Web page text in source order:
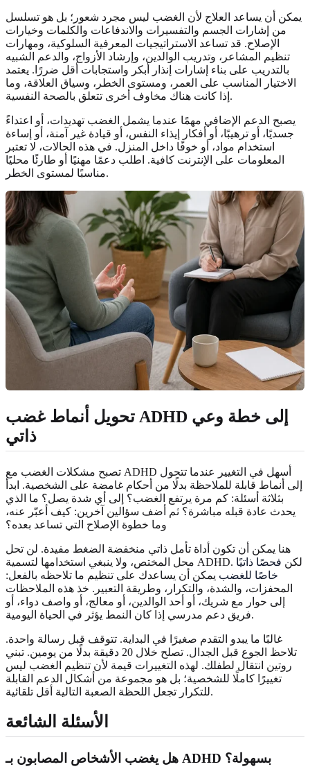
يمكن أن يساعد العلاج لأن الغضب ليس مجرد شعور؛ بل هو تسلسل
من إشارات الجسم والتفسيرات والاندفاعات والكلمات وخيارات
الإصلاح. قد تساعد الاستراتيجيات المعرفية السلوكية، ومهارات
تنظيم المشاعر، وتدريب الوالدين، وإرشاد الأزواج، والدعم الشبيه
بالتدريب على بناء إشارات إنذار أبكر واستجابات أقل ضررًا. يعتمد
الاختيار المناسب على العمر، ومستوى الخطر، وسياق العلاقة، وما
إذا كانت هناك مخاوف أخرى تتعلق بالصحة النفسية.
يصبح الدعم الإضافي مهمًا عندما يشمل الغضب تهديدات، أو اعتداءً
جسديًا، أو ترهيبًا، أو أفكار إيذاء النفس، أو قيادة غير آمنة، أو إساءة
استخدام مواد، أو خوفًا داخل المنزل. في هذه الحالات، لا تعتبر
المعلومات على الإنترنت كافية. اطلب دعمًا مهنيًا أو طارئًا محليًا
مناسبًا لمستوى الخطر.
تحويل أنماط غضب ADHD إلى خطة وعي
ذاتي
تصبح مشكلات الغضب مع ADHD أسهل في التغيير عندما تتحول
إلى أنماط قابلة للملاحظة بدلًا من أحكام غامضة على الشخصية. ابدأ
بثلاثة أسئلة: كم مرة يرتفع الغضب؟ إلى أي شدة يصل؟ ما الذي
يحدث عادة قبله مباشرة؟ ثم أضف سؤالين آخرين: كيف أعبّر عنه،
وما خطوة الإصلاح التي تساعد بعده؟
هنا يمكن أن تكون أداة تأمل ذاتي منخفضة الضغط مفيدة. لن تحل
محل المختص، ولا ينبغي استخدامها لتسمية ADHD. لكن فحصًا ذاتيًا
خاصًا للغضب يمكن أن يساعدك على تنظيم ما تلاحظه بالفعل:
المحفزات، والشدة، والتكرار، وطريقة التعبير. خذ هذه الملاحظات
إلى حوار مع شريك، أو أحد الوالدين، أو معالج، أو واصف دواء، أو
فريق دعم مدرسي إذا كان النمط يؤثر في الحياة اليومية.
غالبًا ما يبدو التقدم صغيرًا في البداية. تتوقف قبل رسالة واحدة.
تلاحظ الجوع قبل الجدال. تصلح خلال 20 دقيقة بدلًا من يومين. تبني
روتين انتقال لطفلك. لهذه التغييرات قيمة لأن تنظيم الغضب ليس
تغييرًا كاملًا للشخصية؛ بل هو مجموعة من أشكال الدعم القابلة
للتكرار تجعل اللحظة الصعبة التالية أقل تلقائية.
الأسئلة الشائعة
هل يغضب الأشخاص المصابون بـ ADHD بسهولة؟